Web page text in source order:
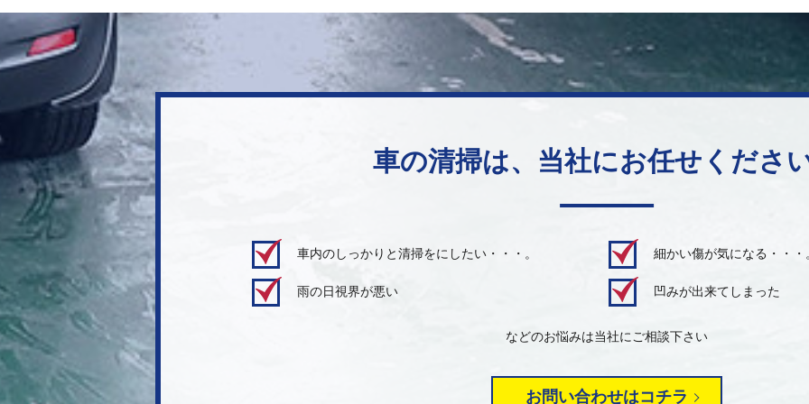
車の清掃は、当社にお任せくださ
車内のしっかりと清掃をにしたい・・・。 細かい傷が気になる・・・
雨の日視界が悪い 凹みが出来てしまった
などのお悩みは当社にご相談下さい
お問い合わせはコチラ